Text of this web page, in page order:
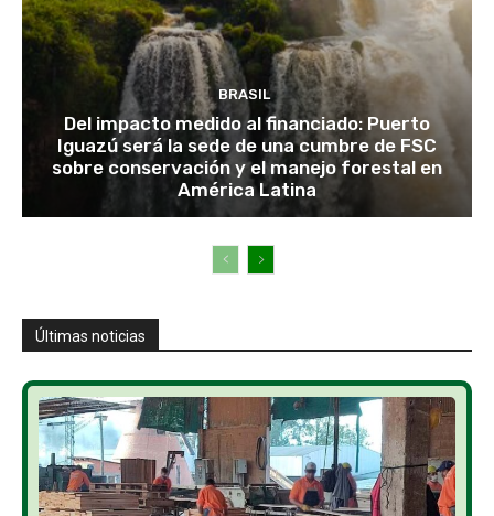
BRASIL
Del impacto medido al financiado: Puerto
Iguazú será la sede de una cumbre de FSC
sobre conservación y el manejo forestal en
América Latina
Últimas noticias